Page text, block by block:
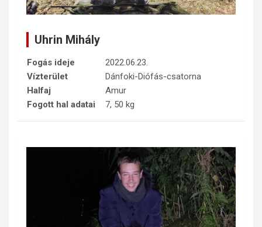
Uhrin Mihály
Fogás ideje
2022.06.23.
Vízterület
Dánfoki-Diófás-csatorna
Halfaj
Amur
Fogott hal adatai
7, 50 kg